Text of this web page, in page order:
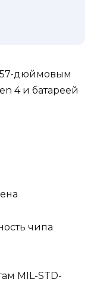
дюймовым
4 и батареей
чипа
MIL-STD-